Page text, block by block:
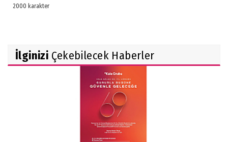
İlginizi Çekebilecek Haberler